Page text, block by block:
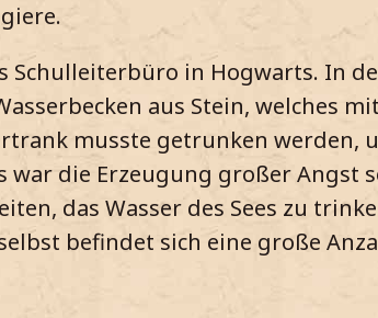
Schulleiterbüro in Hogwarts. In
aus Stein, welches mit
musste getrunken werden,
war die Erzeugung großer Angst
das Wasser des Sees zu
befindet sich eine große